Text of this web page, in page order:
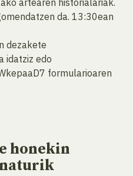
artearen historialariak.
da. 13:30ean
dezakete
idatziz edo
formularioaren
honekin